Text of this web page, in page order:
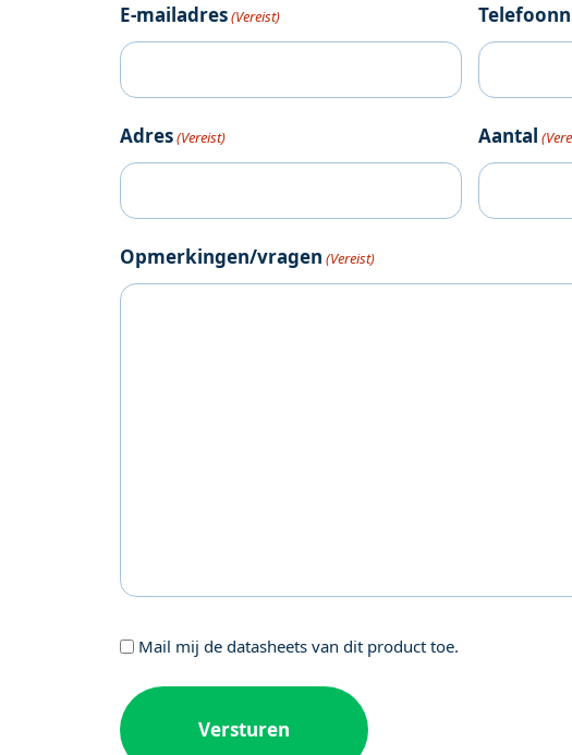
E-mailadres(Vereist)
Adres(Vereist) Aantal
Opmerkingen/vragen (Vereist)
Geen
Mail mij de datasheets van dit product toe.